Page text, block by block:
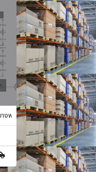
างพลี จ.สมุทรปราการ 300 ตรม.